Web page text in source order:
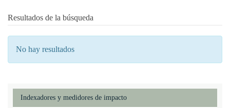
Resultados de la búsqueda
No hay resultados
Indexadores y medidores de impacto